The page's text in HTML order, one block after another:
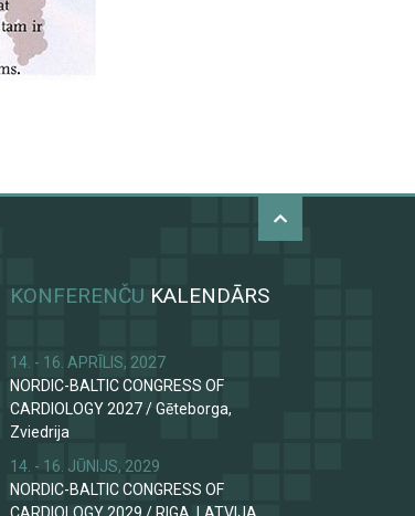
KONFERENČU KALENDĀRS
14. - 16. APRĪLIS, 2027
NORDIC-BALTIC CONGRESS OF
CARDIOLOGY 2027/Gēteborga,
Zviedrija
14. - 16. JŪNIJS, 2029
NORDIC-BALTIC CONGRESS OF